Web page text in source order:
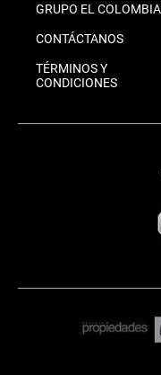
GRUPO EL
CONTÁCTANOS
TÉRMINOS Y
CONDICIONES